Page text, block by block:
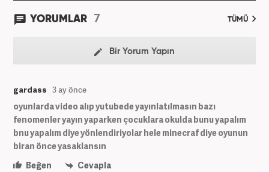
YORUMLAR 7 TÜMÜ
Bir Yorum Yapın
gardass 3 ay önce
oyunlarda video alıp yutubede yayınlatılmasın bazı
fenomenler yayın yaparken çocuklara okulda bunu yapalım
bnu yapalım diye yönlendiriyolar hele minecraf diye oyunun
biran önce yasaklansın
Beğen
Cevapla